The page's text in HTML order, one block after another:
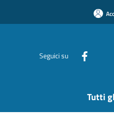
Seguici su
Tutti